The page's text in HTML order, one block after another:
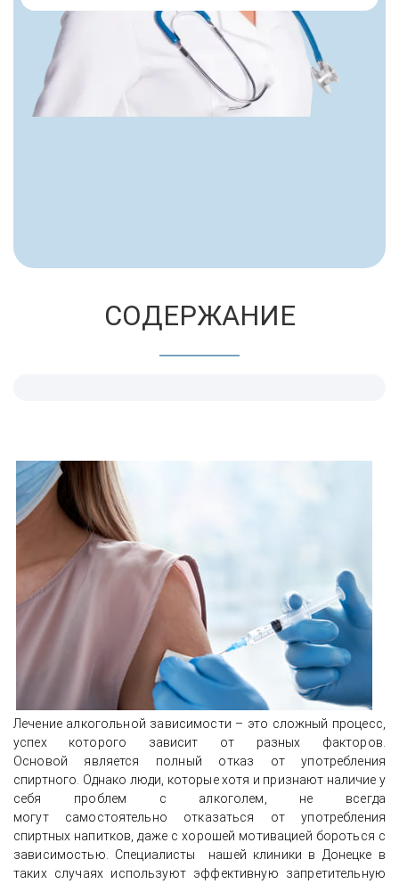
СОДЕРЖАНИЕ
Лечение алкогольной зависимости – это сложный процесс,
успех которого зависит от разных факторов.
Основой является полный отказ от употребления
спиртного. Однако люди, которые хотя и признают наличие у
себя проблем с алкоголем, не всегда
могут самостоятельно отказаться от употребления
спиртных напитков, даже с хорошей мотивацией бороться с
зависимостью. Специалисты нашей клиники в Донецке в
таких случаях используют эффективную запретительную